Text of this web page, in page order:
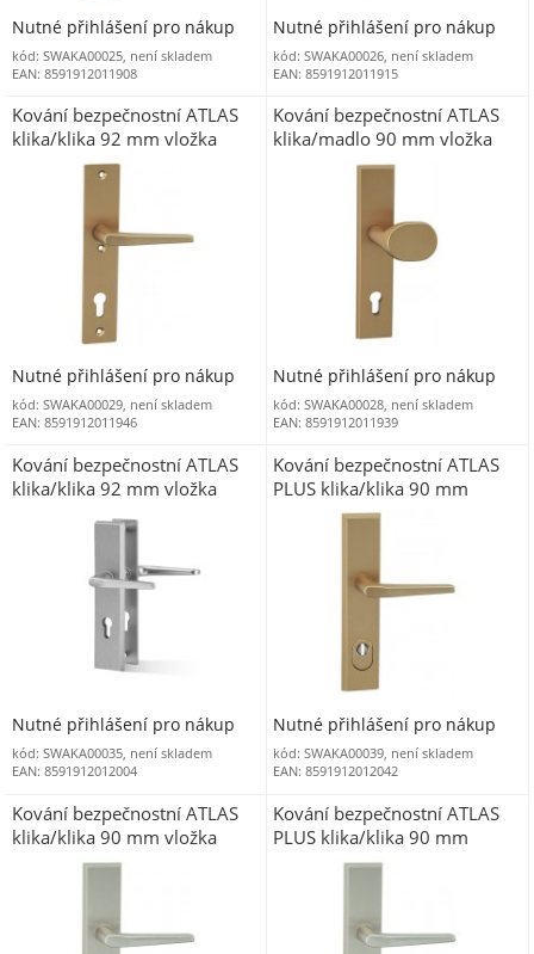
Nutné přihlášení pro nákup
kód: SWAKA00025, není skladem
EAN: 8591912011908
Nutné přihlášení pro nákup
kód: SWAKA00026, není skladem
EAN: 8591912011915
Kování bezpečnostní ATLAS
klika/klika 92 mm vložka
bronzový elox F4
Nutné přihlášení pro nákup
kód: SWAKA00029, není skladem
EAN: 8591912011946
Kování bezpečnostní ATLAS
klika/madlo 90 mm vložka
bronzový elox F4
Nutné přihlášení pro nákup
kód: SWAKA00028, není skladem
EAN: 8591912011939
Kování bezpečnostní ATLAS
klika/klika 92 mm vložka
Nutné přihlášení pro nákup
kód: SWAKA00035, není skladem
EAN: 8591912012004
Kování bezpečnostní ATLAS
PLUS klika/klika 90 mm
vložka bronzová elox F4 s
Nutné přihlášení pro nákup
kód: SWAKA00039, není skladem
EAN: 8591912012042
Kování bezpečnostní ATLAS
klika/klika 90 mm vložka
nerezový elox F9
Kování bezpečnostní ATLAS
PLUS klika/klika 90 mm
vložka nerezový elox F9 s